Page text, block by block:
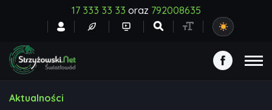
17 333 33 33 oraz 792008635
Aktualności